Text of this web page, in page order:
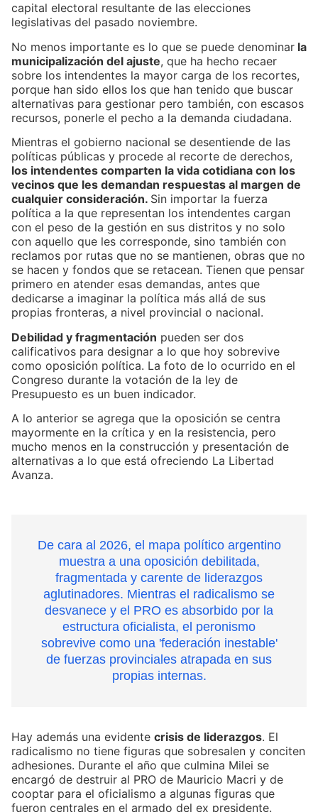
capital electoral resultante de las elecciones
legislativas del pasado noviembre.
No menos importante es lo que se puede denominar la
municipalización del ajuste, que ha hecho recaer
sobre los intendentes la mayor carga de los recortes,
porque han sido ellos los que han tenido que buscar
alternativas para gestionar pero también, con escasos
recursos, ponerle el pecho a la demanda ciudadana.
Mientras el gobierno nacional se desentiende de las
políticas públicas y procede al recorte de derechos,
los intendentes comparten la vida cotidiana con los
vecinos que les demandan respuestas al margen de
cualquier consideración. Sin importar la fuerza
política a la que representan los intendentes cargan
con el peso de la gestión en sus distritos y no solo
con aquello que les corresponde, sino también con
reclamos por rutas que no se mantienen, obras que no
se hacen y fondos que se retacean. Tienen que pensar
primero en atender esas demandas, antes que
dedicarse a imaginar la política más allá de sus
propias fronteras, a nivel provincial o nacional.
Debilidad y fragmentación pueden ser dos
calificativos para designar a lo que hoy sobrevive
como oposición política. La foto de lo ocurrido en el
Congreso durante la votación de la ley de
Presupuesto es un buen indicador.
A lo anterior se agrega que la oposición se centra
mayormente en la crítica y en la resistencia, pero
mucho menos en la construcción y presentación de
alternativas a lo que está ofreciendo La Libertad
Avanza.
De cara al 2026, el mapa político argentino
muestra a una oposición debilitada,
fragmentada y carente de liderazgos
aglutinadores. Mientras el radicalismo se
desvanece y el PRO es absorbido por la
estructura oficialista, el peronismo
sobrevive como una 'federación inestable'
de fuerzas provinciales atrapada en sus
propias internas.
Hay además una evidente crisis de liderazgos. El
radicalismo no tiene figuras que sobresalen y conciten
adhesiones. Durante el año que culmina Milei se
encargó de destruir al PRO de Mauricio Macri y de
cooptar para el oficialismo a algunas figuras que
fueron centrales en el armado del ex presidente.